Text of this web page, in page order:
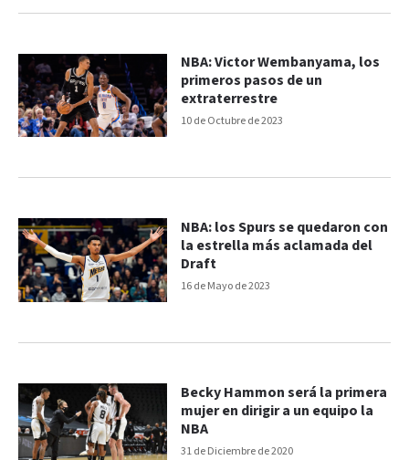
10 de Octubre de 2023
NBA: Victor Wembanyama, los
primeros pasos de un
extraterrestre
16 de Mayo de 2023
NBA: los Spurs se quedaron con
la estrella más aclamada del
Draft
31 de Diciembre de 2020
Becky Hammon será la primera
mujer en dirigir a un equipo la
NBA